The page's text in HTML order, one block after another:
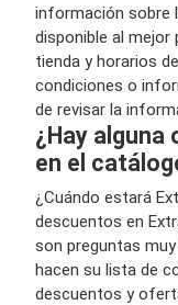
información sobre
disponible al mejor
tienda y horarios
condiciones o
de revisar la
¿Hay
en el
¿Cuándo estará
descuentos en
son preguntas
hacen su lista de
descuentos y